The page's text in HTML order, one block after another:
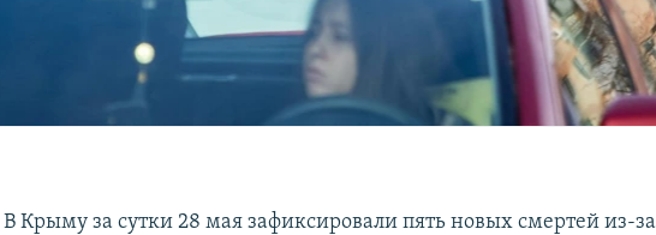
В Крыму за сутки 28 мая зафиксировали пять новых смертей из-за